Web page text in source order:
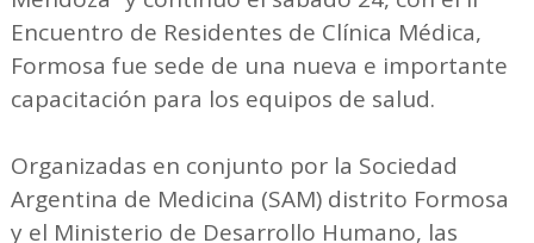
Encuentro de Residentes de Clínica Médica,
Formosa fue sede de una nueva e importante
capacitación para los equipos de salud.
Organizadas en conjunto por la Sociedad
Argentina de Medicina (SAM) distrito Formosa
y el Ministerio de Desarrollo Humano, las